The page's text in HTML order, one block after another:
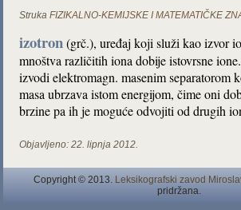
Struka FIZIKALNO-KEMIJSKE I MATEMATIČKE
izotron(grč.), uređaj koji služi kao izvor
mnoštva različitih iona dobije istovrsne
izvodi elektromagn. masenim separatorom
masa ubrzava istom energijom, čime oni
brzine pa ih je moguće odvojiti od drugih
Objavljeno: 22. lipnja 2012.
Copyright © 2013. Leksikografski zavod
pridržana.